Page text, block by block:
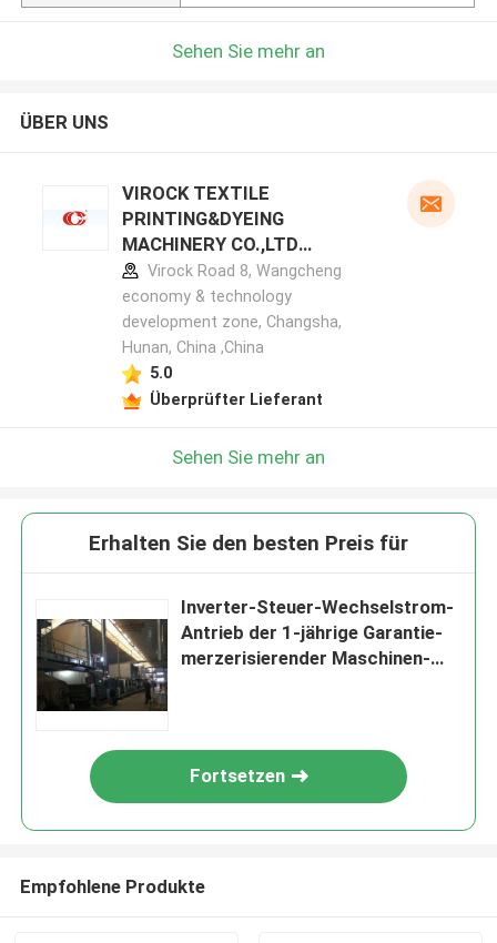
Sehen Sie mehr an
ÜBER UNS
VIROCK TEXTILE
PRINTING&DYEING
MACHINERY CO.,LTD
Herstellerprofil
Virock Road 8, Wangcheng
economy & technology
development zone, Changsha,
Hunan, China ,China
5.0
Überprüfter Lieferant
Sehen Sie mehr an
Erhalten Sie den besten Preis für
Inverter-Steuer-Wechselstrom-
Antrieb der 1-jährige Garantie-
merzerisierender Maschinen-
Fortsetzen
Empfohlene Produkte